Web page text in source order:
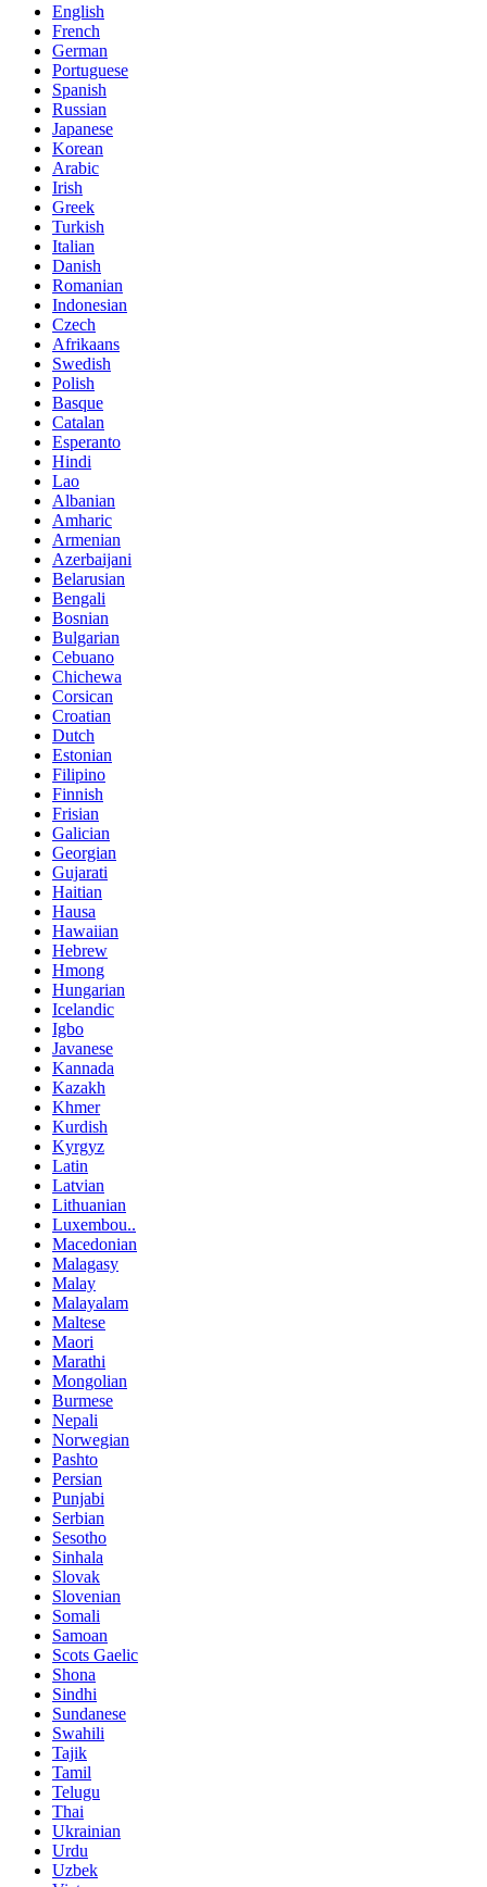
English
French
German
Portuguese
Spanish
Russian
Japanese
Korean
Arabic
Irish
Greek
Turkish
Italian
Danish
Romanian
Indonesian
Czech
Afrikaans
Swedish
Polish
Basque
Catalan
Esperanto
Hindi
Lao
Albanian
Amharic
Armenian
Azerbaijani
Belarusian
Bengali
Bosnian
Bulgarian
Cebuano
Chichewa
Corsican
Croatian
Dutch
Estonian
Filipino
Finnish
Frisian
Galician
Georgian
Gujarati
Haitian
Hausa
Hawaiian
Hebrew
Hmong
Hungarian
Icelandic
Igbo
Javanese
Kannada
Kazakh
Khmer
Kurdish
Kyrgyz
Latin
Latvian
Lithuanian
Luxembou..
Macedonian
Malagasy
Malay
Malayalam
Maltese
Maori
Marathi
Mongolian
Burmese
Nepali
Norwegian
Pashto
Persian
Punjabi
Serbian
Sesotho
Sinhala
Slovak
Slovenian
Somali
Samoan
Scots Gaelic
Shona
Sindhi
Sundanese
Swahili
Tajik
Tamil
Telugu
Thai
Ukrainian
Urdu
Uzbek